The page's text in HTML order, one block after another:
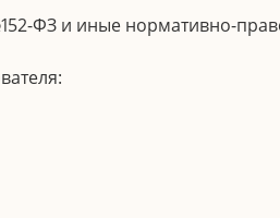
ФЗ и иные нормативно-